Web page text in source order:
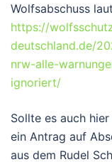
Wolfsabschuss
https://
deutschland.de/
nrw-alle-
ignoriert/
Sollte es auch
ein Antrag auf
aus dem Rudel